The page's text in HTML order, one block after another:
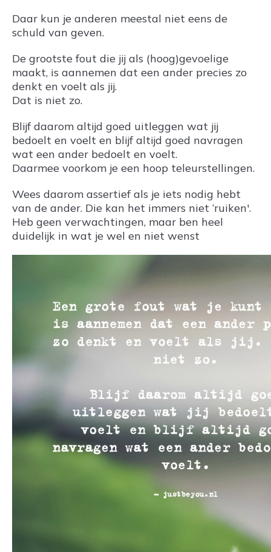
Daar kun je anderen meestal niet eens de
schuld van geven.
De grootste fout die jij als (hoog)gevoelige
maakt, is aannemen dat een ander precies zo
denkt en voelt als jij.
Dat is niet zo.
Blijf daarom altijd goed uitleggen wat jij
bedoelt en voelt en blijf altijd goed navragen
wat een ander bedoelt en voelt.
Daarmee voorkom je een hoop teleurstellingen.
Wees daarom assertief als je iets nodig hebt
van de ander. Die kan het immers niet ‘ruiken'.
Heb geen verwachtingen, maar ben heel
duidelijk in wat je wel en niet wenst